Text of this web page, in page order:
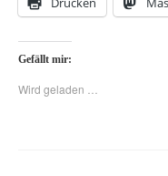
Gefällt mir:
Wird geladen …